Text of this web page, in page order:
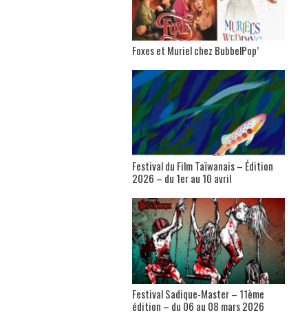
Foxes et Muriel chez BubbelPop’
Festival du Film Taïwanais – Édition
2026 – du 1er au 10 avril
Festival Sadique-Master – 11ème
édition – du 06 au 08 mars 2026